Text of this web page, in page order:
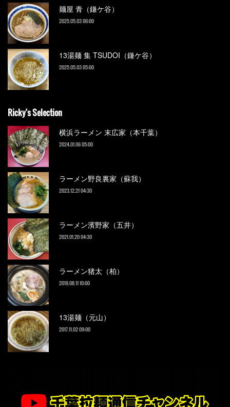
麺屋 青（鎌ケ谷）
2025.05.03 06:00
13湯麺 集 TSUDOI（鎌ケ谷）
2025.05.03 05:00
Ricky's Selection
横浜ラーメン 末広家（本千葉）
2024.01.06 05:00
ラーメン野良裏家（蘇我）
2023.12.21 04:30
ラーメン濱野家（五井）
2021.01.20 04:30
ラーメン猪太（柏）
2019.08.11 10:00
13湯麺（元山）
2017.11.02 09:00